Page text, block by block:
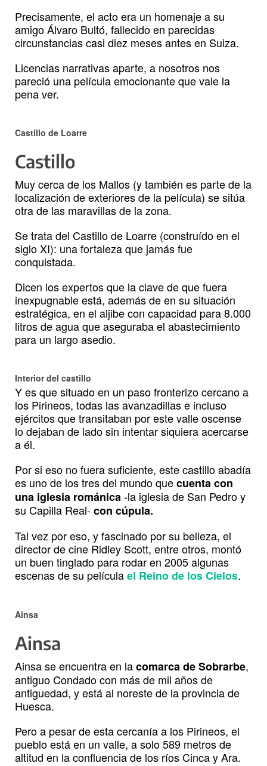
Precisamente, el acto era un homenaje a su
amigo Álvaro Bultó, fallecido en parecidas
circunstancias casi diez meses antes en Suiza.
​Licencias narrativas aparte, a nosotros nos
pareció una película emocionante que vale la
pena ver.
Castillo de Loarre
Castillo
Muy cerca de los Mallos (y también es parte de la
localización de exteriores de la película) se sitúa
otra de las maravillas de la zona.
Se trata del Castillo de Loarre (construído en el
siglo XI): una fortaleza que jamás fue
conquistada.
Dicen los expertos que la clave de que fuera
inexpugnable está, además de en su situación
estratégica, en el aljibe con capacidad para 8.000
litros de agua que aseguraba el abastecimiento
para un largo asedio.
Interior del castillo
Y es que situado en un paso fronterizo cercano a
los Pirineos, todas las avanzadillas e incluso
ejércitos que transitaban por este valle oscense
lo dejaban de lado sin intentar siquiera acercarse
a él.
Por si eso no fuera suficiente, este castillo abadía
es uno de los tres del mundo quecuenta con
una iglesia románica-la iglesia de San Pedro y
su Capilla Real-con cúpula.
Tal vez por eso, y fascinado por su belleza, el
director de cine Ridley Scott, entre otros, montó
un buen tinglado para rodar en 2005 algunas
escenas de su películael Reino de los Cielos.
Ainsa
Ainsa
Ainsa se encuentra en lacomarca de Sobrarbe,
antiguo Condado con más de mil años de
antiguedad, y está al noreste de la provincia de
Huesca.
Pero a pesar de esta cercanía a los Pirineos, el
pueblo está en un valle, a solo 589 metros de
altitud en la confluencia de los ríos Cinca y Ara.